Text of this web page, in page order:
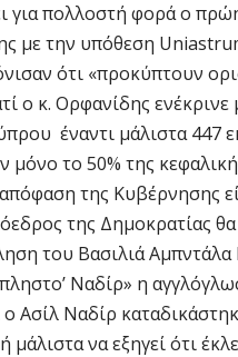
για πολλοστή φορά ο
με την υπόθεση
ότι «προκύπτουν
ο κ. Ορφανίδης ενέκρινε
έναντι μάλιστα 447
το 50% της
της Κυβέρνησης
της Δημοκρατίας
του Βασιλιά Αμπντάλα
Ναδίρ» η
Ασίλ Ναδίρ
μάλιστα να εξηγεί ότι